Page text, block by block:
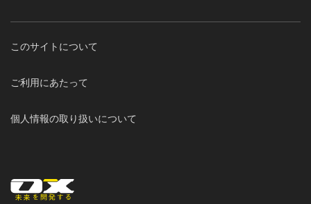
このサイトについて
ご利用にあたって
個人情報の取り扱いについて